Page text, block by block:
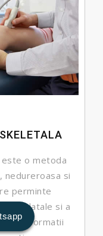
este o metoda
nedureroasa si
perminte
schelatale si a
informatii